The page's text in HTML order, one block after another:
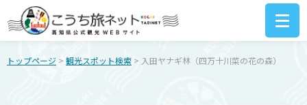
トップページ > 観光スポット検索 > 入田ヤナギ林（四万十川菜の花の森）